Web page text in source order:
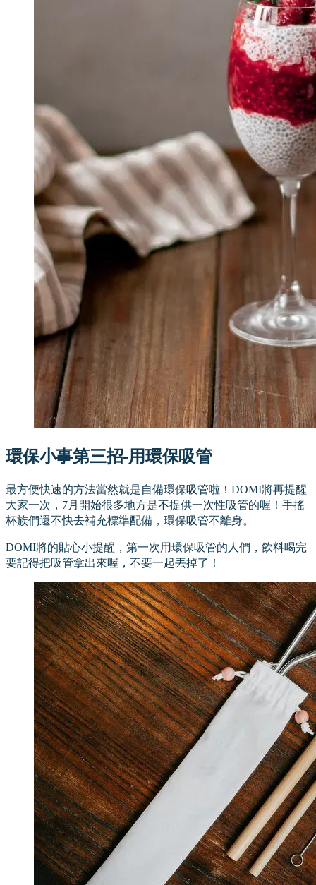
環保小事第三招-用環保吸管
最方便快速的方法當然就是自備環保吸管啦！DOMI將再提醒
大家一次，7月開始很多地方是不提供一次性吸管的喔！手搖
杯族們還不快去補充標準配備，環保吸管不離身。
DOMI將的貼心小提醒，第一次用環保吸管的人們，飲料喝完
要記得把吸管拿出來喔，不要一起丟掉了！